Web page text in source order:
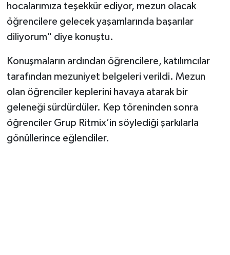
hocalarımıza teşekkür ediyor, mezun olacak
öğrencilere gelecek yaşamlarında başarılar
diliyorum" diye konuştu.
Konuşmaların ardından öğrencilere, katılımcılar
tarafından mezuniyet belgeleri verildi. Mezun
olan öğrenciler keplerini havaya atarak bir
geleneği sürdürdüler. Kep töreninden sonra
öğrenciler Grup Ritmix’in söylediği şarkılarla
gönüllerince eğlendiler.